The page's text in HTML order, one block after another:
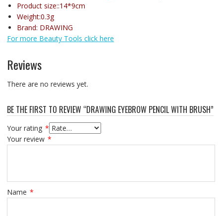
Product size::14*9cm
Weight:0.3g
Brand: DRAWING
For more Beauty Tools click here
Reviews
There are no reviews yet.
BE THE FIRST TO REVIEW “DRAWING EYEBROW PENCIL WITH BRUSH”
Your rating *
Your review *
Name *